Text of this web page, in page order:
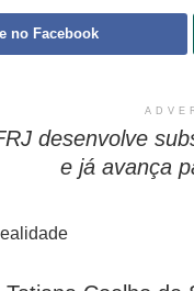
no Facebook
desenvolve
e já avança